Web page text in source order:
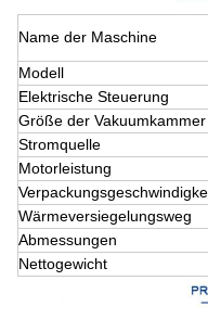
Name der Maschine
Modell
Elektrische Steuerung
Größe der Vakuumkammer
Stromquelle
Motorleistung
Wärmeversiegelungsweg
Abmessungen
Nettogewicht